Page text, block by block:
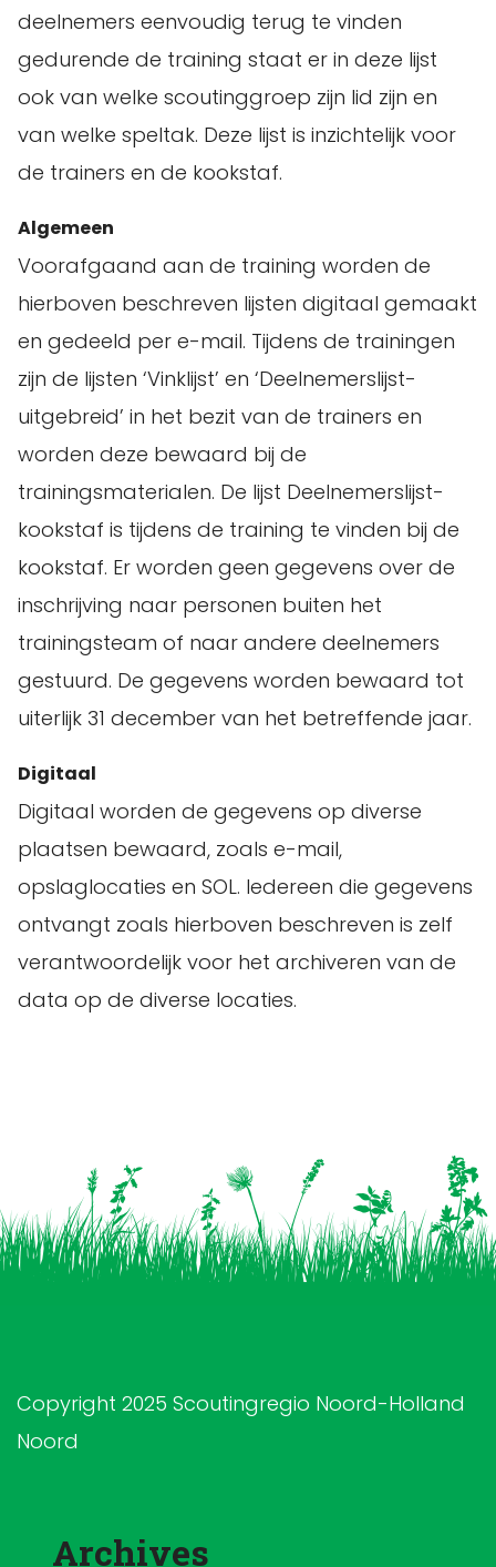
deelnemers eenvoudig terug te vinden
gedurende de training staat er in deze lijst
ook van welke scoutinggroep zijn lid zijn en
van welke speltak. Deze lijst is inzichtelijk voor
de trainers en de kookstaf.
Algemeen
Voorafgaand aan de training worden de
hierboven beschreven lijsten digitaal gemaakt
en gedeeld per e-mail. Tijdens de trainingen
zijn de lijsten ‘Vinklijst’ en ‘Deelnemerslijst-
uitgebreid’ in het bezit van de trainers en
worden deze bewaard bij de
trainingsmaterialen. De lijst Deelnemerslijst-
kookstaf is tijdens de training te vinden bij de
kookstaf. Er worden geen gegevens over de
inschrijving naar personen buiten het
trainingsteam of naar andere deelnemers
gestuurd. De gegevens worden bewaard tot
uiterlijk 31 december van het betreffende jaar.
Digitaal
Digitaal worden de gegevens op diverse
plaatsen bewaard, zoals e-mail,
opslaglocaties en SOL. Iedereen die gegevens
ontvangt zoals hierboven beschreven is zelf
verantwoordelijk voor het archiveren van de
data op de diverse locaties.
Copyright 2025 Scoutingregio Noord-Holland
Noord
Archives